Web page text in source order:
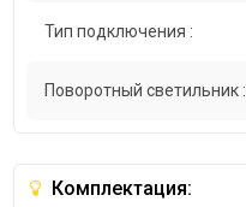
Тип подключения :
Поворотный светильник :
Комплектация: